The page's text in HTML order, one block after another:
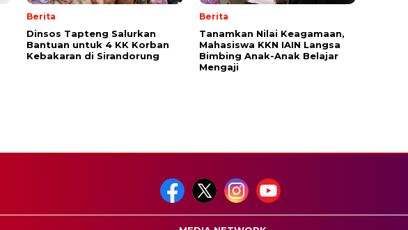
Berita
Dinsos Tapteng Salurkan
Bantuan untuk 4 KK Korban
Kebakaran di Sirandorung
Berita
Tanamkan Nilai Keagamaan,
Mahasiswa KKN IAIN Langsa
Bimbing Anak-Anak Belajar
Mengaji